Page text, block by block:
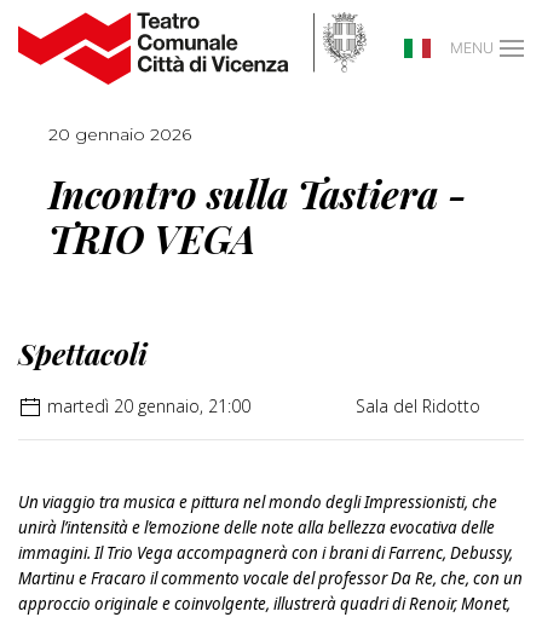
MENU
20 gennaio 2026
Incontro sulla Tastiera -
TRIO VEGA
Spettacoli
martedì 20 gennaio, 21:00 Sala del Ridotto
Un viaggio tra musica e pittura nel mondo degli Impressionisti, che
unirà l’intensità e l’emozione delle note alla bellezza evocativa delle
immagini. Il Trio Vega accompagnerà con i brani di Farrenc, Debussy,
Martinu e Fracaro il commento vocale del professor Da Re, che, con un
approccio originale e coinvolgente, illustrerà quadri di Renoir, Monet,